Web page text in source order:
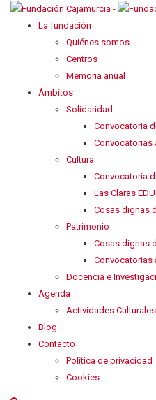
La fundación
Quiénes somos
Centros
Memoria anual
Ámbitos
Solidaridad
Convocatoria
Convocatorias
Cultura
Convocatoria
Las Claras
Cosas dignas
Patrimonio
Cosas dignas
Convocatorias
Docencia e
Agenda
Actividades Culturales
Blog
Contacto
Política de privacidad
Cookies